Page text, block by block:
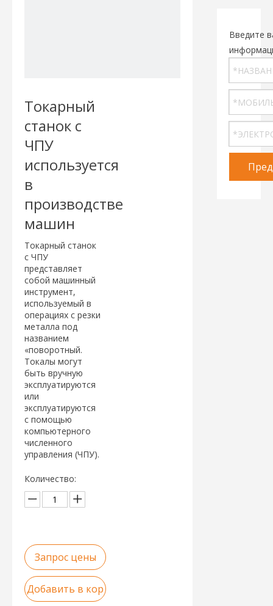
Токарный
станок с
ЧПУ
используется
в
производстве
машин
Токарный станок
с ЧПУ
представляет
собой машинный
инструмент,
используемый в
операциях с резки
металла под
названием
«поворотный.
Токалы могут
быть вручную
эксплуатируются
или
эксплуатируются
с помощью
компьютерного
численного
управления (ЧПУ).
Количество:
Запрос цены
Добавить в кор
Введите